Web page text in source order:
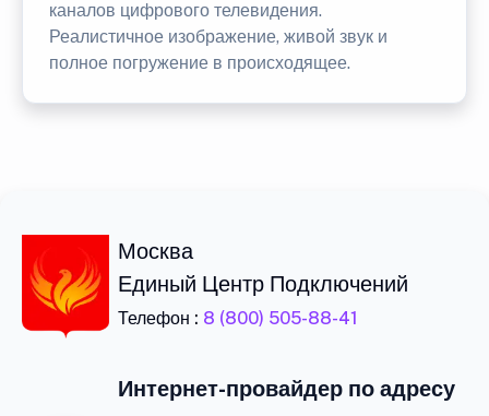
каналов цифрового телевидения.
Реалистичное изображение, живой звук и
полное погружение в происходящее.
Москва
Единый Центр Подключений
Телефон : 8 (800) 505-88-41
Интернет-провайдер по адресу